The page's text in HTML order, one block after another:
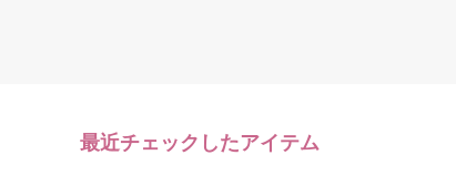
最近チェックしたアイテム